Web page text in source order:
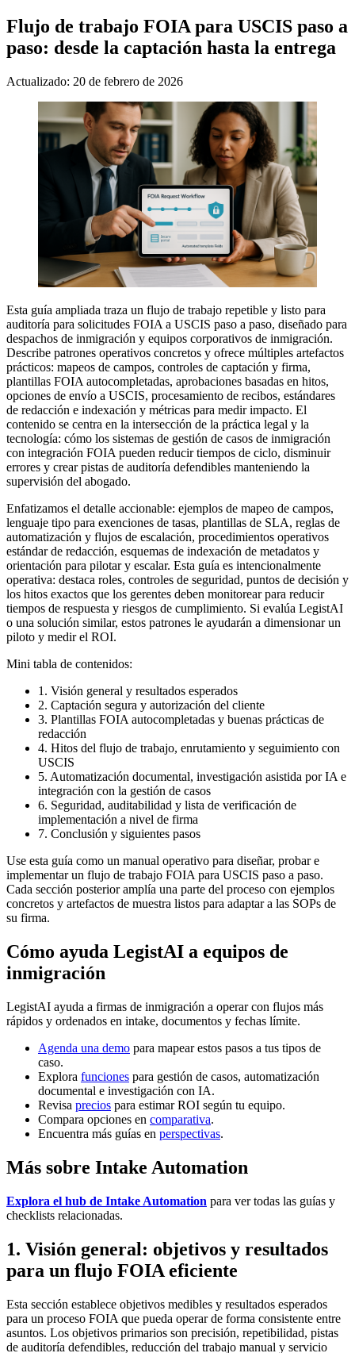
Flujo de trabajo FOIA para USCIS paso a
paso: desde la captación hasta la entrega
Actualizado: 20 de febrero de 2026
Esta guía ampliada traza un flujo de trabajo repetible y listo para
auditoría para solicitudes FOIA a USCIS paso a paso, diseñado para
despachos de inmigración y equipos corporativos de inmigración.
Describe patrones operativos concretos y ofrece múltiples artefactos
prácticos: mapeos de campos, controles de captación y firma,
plantillas FOIA autocompletadas, aprobaciones basadas en hitos,
opciones de envío a USCIS, procesamiento de recibos, estándares
de redacción e indexación y métricas para medir impacto. El
contenido se centra en la intersección de la práctica legal y la
tecnología: cómo los sistemas de gestión de casos de inmigración
con integración FOIA pueden reducir tiempos de ciclo, disminuir
errores y crear pistas de auditoría defendibles manteniendo la
supervisión del abogado.
Enfatizamos el detalle accionable: ejemplos de mapeo de campos,
lenguaje tipo para exenciones de tasas, plantillas de SLA, reglas de
automatización y flujos de escalación, procedimientos operativos
estándar de redacción, esquemas de indexación de metadatos y
orientación para pilotar y escalar. Esta guía es intencionalmente
operativa: destaca roles, controles de seguridad, puntos de decisión y
los hitos exactos que los gerentes deben monitorear para reducir
tiempos de respuesta y riesgos de cumplimiento. Si evalúa LegistAI
o una solución similar, estos patrones le ayudarán a dimensionar un
piloto y medir el ROI.
Mini tabla de contenidos:
1. Visión general y resultados esperados
2. Captación segura y autorización del cliente
3. Plantillas FOIA autocompletadas y buenas prácticas de
redacción
4. Hitos del flujo de trabajo, enrutamiento y seguimiento con
USCIS
5. Automatización documental, investigación asistida por IA e
integración con la gestión de casos
6. Seguridad, auditabilidad y lista de verificación de
implementación a nivel de firma
7. Conclusión y siguientes pasos
Use esta guía como un manual operativo para diseñar, probar e
implementar un flujo de trabajo FOIA para USCIS paso a paso.
Cada sección posterior amplía una parte del proceso con ejemplos
concretos y artefactos de muestra listos para adaptar a las SOPs de
su firma.
Cómo ayuda LegistAI a equipos de
inmigración
LegistAI ayuda a firmas de inmigración a operar con flujos más
rápidos y ordenados en intake, documentos y fechas límite.
Agenda una demo para mapear estos pasos a tus tipos de
caso.
Explora funciones para gestión de casos, automatización
documental e investigación con IA.
Revisa precios para estimar ROI según tu equipo.
Compara opciones en comparativa.
Encuentra más guías en perspectivas.
Más sobre Intake Automation
Explora el hub de Intake Automation para ver todas las guías y
checklists relacionadas.
1. Visión general: objetivos y resultados
para un flujo FOIA eficiente
Esta sección establece objetivos medibles y resultados esperados
para un proceso FOIA que pueda operar de forma consistente entre
asuntos. Los objetivos primarios son precisión, repetibilidad, pistas
de auditoría defendibles, reducción del trabajo manual y servicio